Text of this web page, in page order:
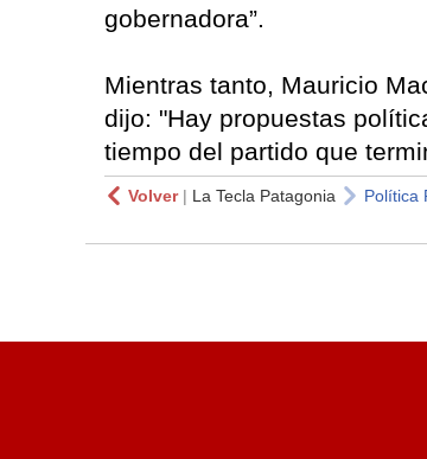
gobernadora”.
Mientras tanto, Mauricio
dijo: "Hay propuestas
tiempo del partido que
Volver| La Tecla Patagonia Política